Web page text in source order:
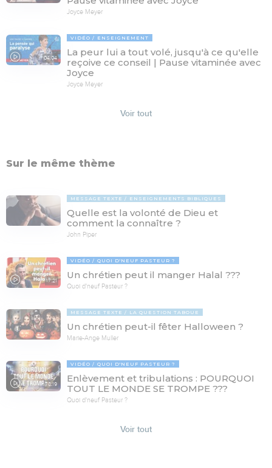
Joyce Meyer
04:04
VIDÉO ENSEIGNEMENT
La peur lui a tout volé, jusqu'à ce qu'elle
reçoive ce conseil | Pause vitaminée avec
Joyce
Joyce Meyer
Voir tout
Sur le même thème
MESSAGE TEXTE ENSEIGNEMENTS BIBLIQUES
Quelle est la volonté de Dieu et
comment la connaître ?
John Piper
17:21
VIDÉO QUOI D'NEUF PASTEUR ?
Un chrétien peut il manger Halal ???
Quoi d'neuf Pasteur ?
MESSAGE TEXTE LA QUESTION TABOUE
Un chrétien peut-il fêter Halloween ?
Marie-Ange Muller
78:19
VIDÉO QUOI D'NEUF PASTEUR ?
Enlèvement et tribulations : POURQUOI
TOUT LE MONDE SE TROMPE ???
Quoi d'neuf Pasteur ?
Voir tout